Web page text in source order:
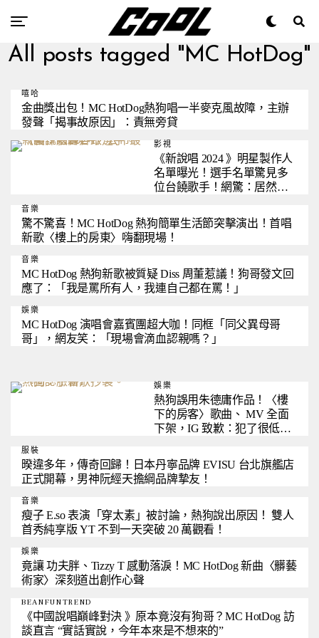
All posts tagged "MC HotDog"
嘻哈
金曲獎出包！MC HotDog熱狗唱一半麥克風故障，主辦
發聲「揭事故原因」：責無旁貸
影視
《新說唱 2024 》明星製作人
名單曝光！選手名單驚見多
位台饒歌手！網驚：居然有
音樂
驚不驚喜！MC HotDog 熱狗簡單生活節突擊演出！首唱
新歌〈樓上的房東〉嗨翻現場！
音樂
MC HotDog 熱狗新歌被質疑 Diss 周董惹議！狗哥發文回
應了：「我是罵所有人，我連自己都在罵！」
娛樂
MC HotDog 演唱會嘉賓團超大咖！同框「同父異母哥
哥」，網友笑：「現場會滴血認親嗎？」
娛樂
熱狗誤用朱德庸作品！〈樓
下的房客〉歌曲、 MV 全面
下架，IG 致歉：犯了很低級
服裝
暌違多年，傳奇回歸！日本丹寧品牌 EVISU 台北旗艦店
正式開幕，男神阮經天擔綱品牌摯友！
音樂
瘦子 E.so 表演「穿太素」被討論，熱狗說出原因！ 雙人
首秀純享版 YT 不到一天突破 20 萬觀看！
娛樂
竟讓 功夫胖、Tizzy T 感動落淚！MC HotDog 新曲〈髒藝
術家〉深刻道出創作心聲
BEANFUNTREND
《中國說唱巔峰對決 》原本竟沒有狗哥？MC HotDog 訪
談直言 “實話實說，今年本來是不想來的”